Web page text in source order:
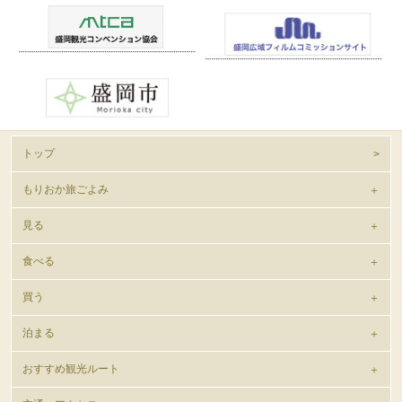
トップ
もりおか旅ごよみ
見る
食べる
買う
泊まる
おすすめ観光ルート